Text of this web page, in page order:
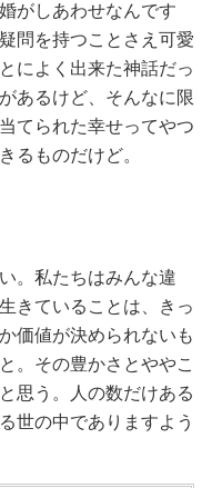
がしあわせなんです
問を持つことさえ可愛
によく出来た神話だっ
あるけど、そんなに限
てられた幸せってやつ
るものだけど。
。私たちはみんな違
きていることは、きっ
価値が決められないも
。その豊かさとややこ
思う。人の数だけある
世の中でありますよう